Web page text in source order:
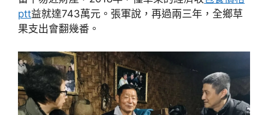
ptt益就達743萬元。張軍說，再過兩三年，全鄉草
果支出會翻幾番。